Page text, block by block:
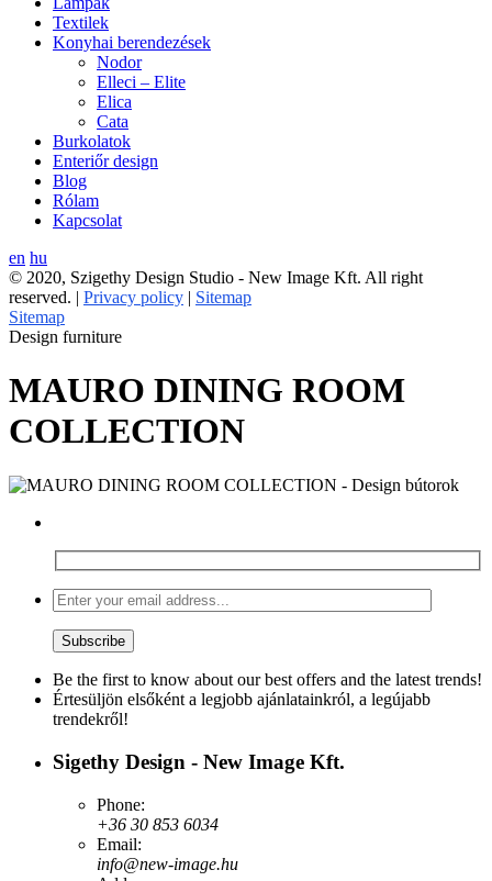
Textilek
Konyhai berendezések
Nodor
Elleci – Elite
Elica
Cata
Burkolatok
Enteriőr design
Blog
Rólam
Kapcsolat
en hu
© 2020, Szigethy Design Studio - New Image Kft. All right
reserved. | Privacy policy | Sitemap
Sitemap
Design furniture
MAURO DINING ROOM
COLLECTION
Be the first to know about our best offers and the latest trends!
Értesüljön elsőként a legjobb ajánlatainkról, a legújabb
trendekről!
Sigethy Design - New Image Kft.
Phone:
+36 30 853 6034
Email:
info@new-image.hu